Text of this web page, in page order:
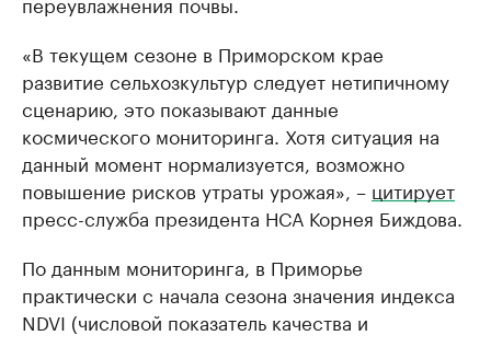
«В текущем сезоне в Приморском крае
развитие сельхозкультур следует нетипичному
сценарию, это показывают данные
космического мониторинга. Хотя ситуация на
данный момент нормализуется, возможно
повышение рисков утраты урожая», – цитирует
пресс-служба президента НСА Корнея Биждова.
По данным мониторинга, в Приморье
практически с начала сезона значения индекса
NDVI (числовой показатель качества и